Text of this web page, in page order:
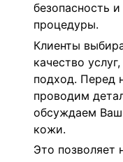
безопасность
процедуры.
Клиенты
качество
подход. Перед
проводим
обсуждаем
кожи.
Это позволяет